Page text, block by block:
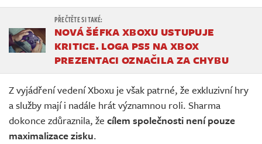
NOVÁ ŠÉFKA XBOXU USTUPUJE
KRITICE. LOGA PS5 NA XBOX
PREZENTACI OZNAČILA ZA CHYBU
Z vyjádření vedení Xboxu je však patrné, že exkluzivní hry
a služby mají i nadále hrát významnou roli. Sharma
dokonce zdůraznila, že cílem společnosti není pouze
maximalizace zisku.